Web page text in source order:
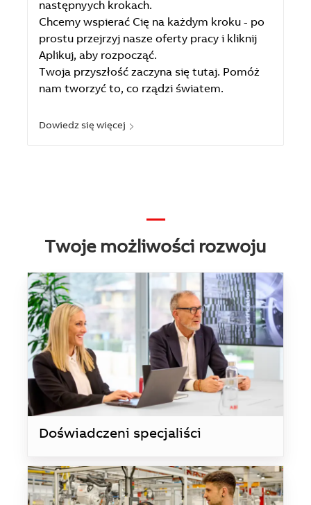
następnyych krokach.
Chcemy wspierać Cię na każdym kroku - po
prostu przejrzyj nasze oferty pracy i kliknij
Aplikuj, aby rozpocząć.
Twoja przyszłość zaczyna się tutaj. Pomóż
nam tworzyć to, co rządzi światem.
Dowiedz się więcej
—
Twoje możliwości rozwoju
Doświadczeni specjaliści